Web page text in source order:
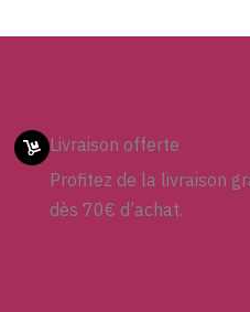
Livraison offerte
Profitez de la livraison
dès 70€ d’achat.